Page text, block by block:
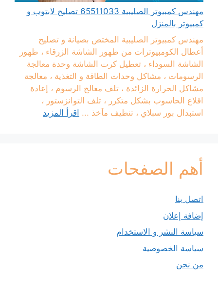
مهندس كمبيوتر الصليبية 65511033 تصليح لابتوب و
كمبيوتر بالمنزل
مهندس كمبيوتر الصليبية المختص بصيانة و تصليح
أعطال الكومبيوترات من ظهور الشاشة الزرقاء ، ظهور
الشاشة السوداء ، تعطيل كرت الشاشة وحدة معالجة
الرسومات ، مشاكل وحدات الطاقة و التغذية ، معالجة
مشاكل الحرارة الزائدة ، تلف معالج الرسوم ، إعادة
اقلاع الحاسوب بشكل متكرر ، تلف التوانزستور ،
استبدال بور سبلاي ، تنظيف مآخذ ... اقرأ المزيد
أهم الصفحات
اتصل بنا
إضافة إعلان
سياسة النشر و الاستخدام
سياسة الخصوصية
من نحن